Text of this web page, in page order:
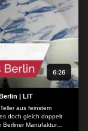
6:26
| LIT
aus feinstem
doch gleich doppelt
Berliner Manufaktur